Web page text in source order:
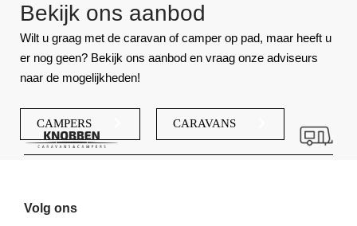
Bekijk ons aanbod
Wilt u graag met de caravan of camper op pad, maar heeft u
er nog geen? Bekijk ons aanbod en vraag onze adviseurs
naar de mogelijkheden!
CAMPERS CARAVANS
Volg ons